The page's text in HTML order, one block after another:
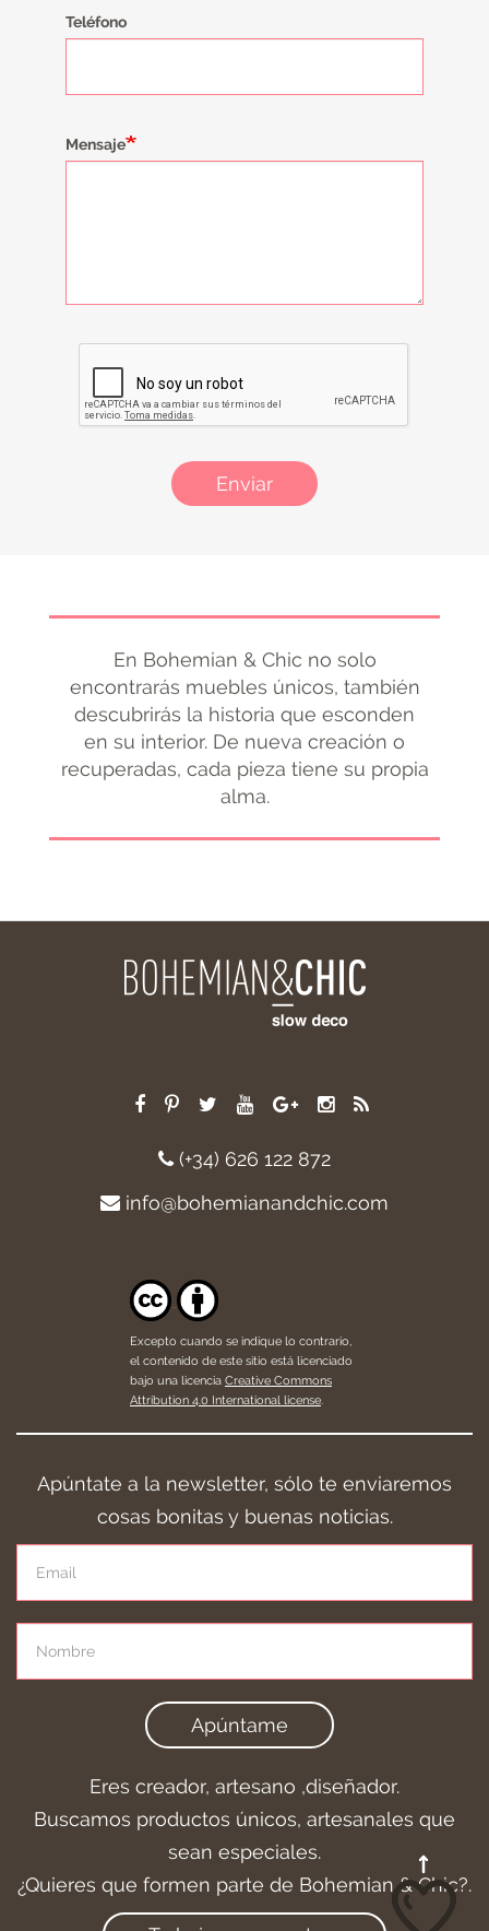
Teléfono
Mensaje
Enviar
En Bohemian & Chic no solo
encontrarás muebles únicos, también
descubrirás la historia que esconden
en su interior. De nueva creación o
recuperadas, cada pieza tiene su propia
alma.
(+34) 626 122 872
info@bohemianandchic.com
Excepto cuando se indique lo contrario,
el contenido de este sitio está licenciado
bajo una licencia Creative Commons
Attribution 4.0 International license.
Apúntate a la newsletter, sólo te enviaremos
cosas bonitas y buenas noticias.
Apúntame
Eres creador, artesano ,diseñador.
Buscamos productos únicos, artesanales que
sean especiales.
¿Quieres que formen parte de Bohemian & Chic?.